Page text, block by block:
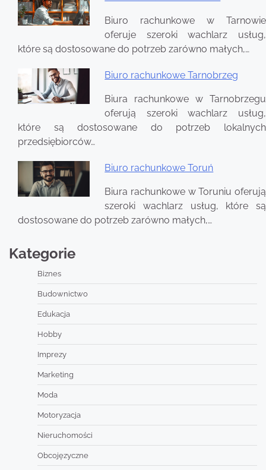
Biuro rachunkowe w Tarnowie
oferuje szeroki wachlarz usług,
które są dostosowane do potrzeb zarówno małych,…
Biuro rachunkowe Tarnobrzeg
Biura rachunkowe w Tarnobrzegu
oferują szeroki wachlarz usług,
które są dostosowane do potrzeb lokalnych
przedsiębiorców…
Biuro rachunkowe Toruń
Biura rachunkowe w Toruniu oferują
szeroki wachlarz usług, które są
dostosowane do potrzeb zarówno małych,…
Kategorie
Biznes
Budownictwo
Edukacja
Hobby
Imprezy
Marketing
Moda
Motoryzacja
Nieruchomości
Obcojęzyczne